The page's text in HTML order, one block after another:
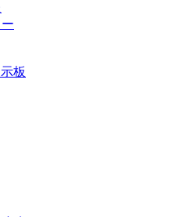
板